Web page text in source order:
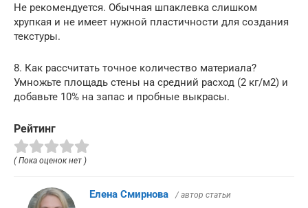
Не рекомендуется. Обычная шпаклевка слишком
хрупкая и не имеет нужной пластичности для создания
текстуры.
8. Как рассчитать точное количество материала?
Умножьте площадь стены на средний расход (2 кг/м2) и
добавьте 10% на запас и пробные выкрасы.
Рейтинг
( Пока оценок нет )
Елена Смирнова / автор статьи